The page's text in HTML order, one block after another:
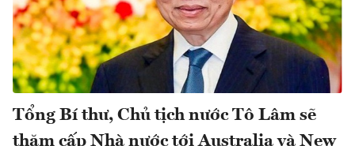
Tổng Bí thư, Chủ tịch nước Tô Lâm sẽ
thăm cấp Nhà nước tới Australia và New